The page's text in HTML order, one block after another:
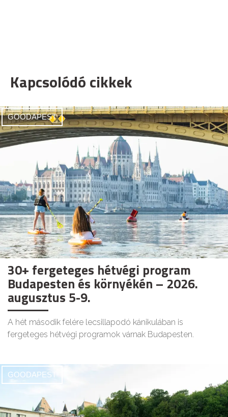
Kapcsolódó cikkek
GOODAPEST
30+ fergeteges hétvégi program
Budapesten és környékén – 2026.
augusztus 5-9.
A hét második felére lecsillapodó kánikulában is
fergeteges hétvégi programok várnak Budapesten.
GOODAPEST